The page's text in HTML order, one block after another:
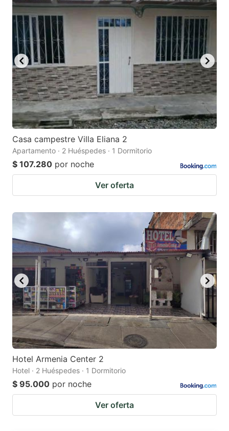
Casa campestre Villa Eliana 2
Apartamento · 2 Huéspedes · 1 Dormitorio
$ 107.280 por noche
Ver oferta
Hotel Armenia Center 2
Hotel · 2 Huéspedes · 1 Dormitorio
$ 95.000 por noche
Ver oferta